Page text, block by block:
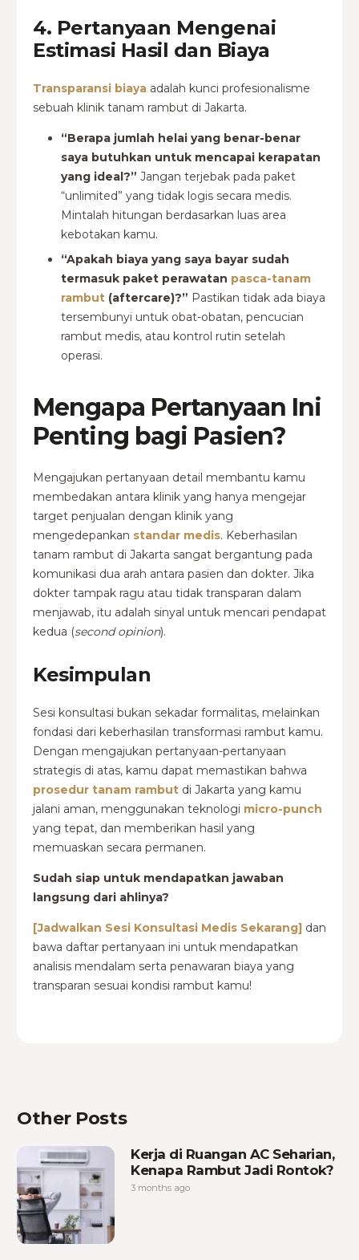
4. Pertanyaan Mengenai
Estimasi Hasil dan Biaya
Transparansi biaya adalah kunci profesionalisme
sebuah klinik tanam rambut di Jakarta.
“Berapa jumlah helai yang benar-benar
saya butuhkan untuk mencapai kerapatan
yang ideal?” Jangan terjebak pada paket
“unlimited” yang tidak logis secara medis.
Mintalah hitungan berdasarkan luas area
kebotakan kamu.
“Apakah biaya yang saya bayar sudah
termasuk paket perawatan pasca-tanam
rambut (aftercare)?” Pastikan tidak ada biaya
tersembunyi untuk obat-obatan, pencucian
rambut medis, atau kontrol rutin setelah
operasi.
Mengapa Pertanyaan Ini
Penting bagi Pasien?
Mengajukan pertanyaan detail membantu kamu
membedakan antara klinik yang hanya mengejar
target penjualan dengan klinik yang
mengedepankan standar medis. Keberhasilan
tanam rambut di Jakarta sangat bergantung pada
komunikasi dua arah antara pasien dan dokter. Jika
dokter tampak ragu atau tidak transparan dalam
menjawab, itu adalah sinyal untuk mencari pendapat
kedua (second opinion).
Kesimpulan
Sesi konsultasi bukan sekadar formalitas, melainkan
fondasi dari keberhasilan transformasi rambut kamu.
Dengan mengajukan pertanyaan-pertanyaan
strategis di atas, kamu dapat memastikan bahwa
prosedur tanam rambut di Jakarta yang kamu
jalani aman, menggunakan teknologi micro-punch
yang tepat, dan memberikan hasil yang
memuaskan secara permanen.
Sudah siap untuk mendapatkan jawaban
langsung dari ahlinya?
[Jadwalkan Sesi Konsultasi Medis Sekarang] dan
bawa daftar pertanyaan ini untuk mendapatkan
analisis mendalam serta penawaran biaya yang
transparan sesuai kondisi rambut kamu!
Other Posts
Kerja di Ruangan AC Seharian,
Kenapa Rambut Jadi Rontok?
3 months ago